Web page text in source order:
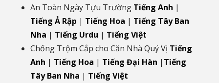
An Toàn Ngày Tựu Trường Tiếng Anh |
Tiếng Ả Rập | Tiếng Hoa | Tiếng Tây Ban
Nha | Tiếng Urdu | Tiếng Việt
Chống Trộm Cắp cho Căn Nhà Quý Vị Tiếng
Anh | Tiếng Hoa | Tiếng Đại Hàn | Tiếng
Tây Ban Nha | Tiếng Việt